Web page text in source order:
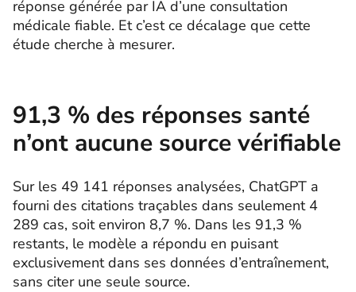
réponse générée par IA d’une consultation
médicale fiable. Et c’est ce décalage que cette
étude cherche à mesurer.
91,3 % des réponses santé
n’ont aucune source vérifiable
Sur les 49 141 réponses analysées, ChatGPT a
fourni des citations traçables dans seulement 4
289 cas, soit environ 8,7 %. Dans les 91,3 %
restants, le modèle a répondu en puisant
exclusivement dans ses données d’entraînement,
sans citer une seule source.